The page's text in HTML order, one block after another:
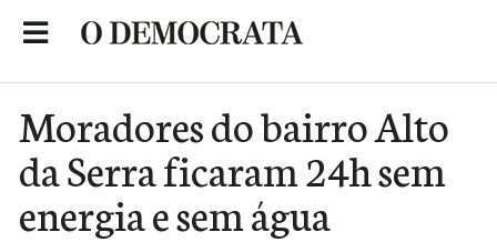
Moradores do bairro Alto
da Serra ficaram 24h sem
energia e sem água